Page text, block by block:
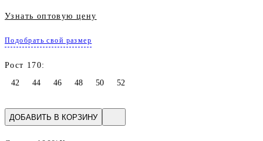
Узнать оптовую цену
Подобрать свой размер
Рост 170:
42
44 46 48 50 52
ДОБАВИТЬ В КОРЗИНУ